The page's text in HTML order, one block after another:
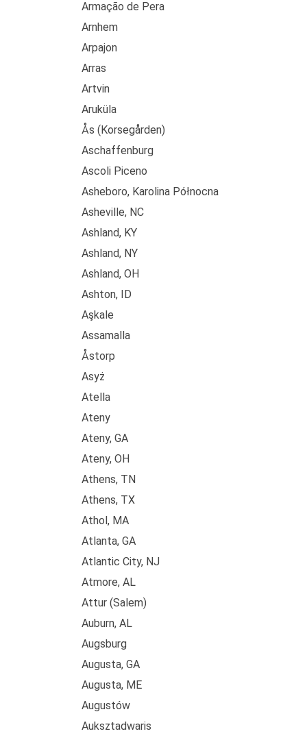
Armação de Pera
Arnhem
Arpajon
Arras
Artvin
Aruküla
Ås (Korsegården)
Aschaffenburg
Ascoli Piceno
Asheboro, Karolina Północna
Asheville, NC
Ashland, KY
Ashland, NY
Ashland, OH
Ashton, ID
Aşkale
Assamalla
Åstorp
Asyż
Atella
Ateny
Ateny, GA
Ateny, OH
Athens, TN
Athens, TX
Athol, MA
Atlanta, GA
Atlantic City, NJ
Atmore, AL
Attur (Salem)
Auburn, AL
Augsburg
Augusta, GA
Augusta, ME
Augustów
Auksztadwaris